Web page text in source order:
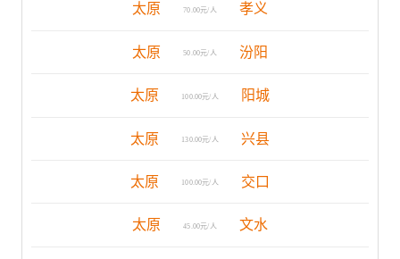
太原 70.00元/人 孝义
太原 50.00元/人 汾阳
太原 100.00元/人 阳城
太原 130.00元/人 兴县
太原 100.00元/人 交口
太原 45.00元/人 文水